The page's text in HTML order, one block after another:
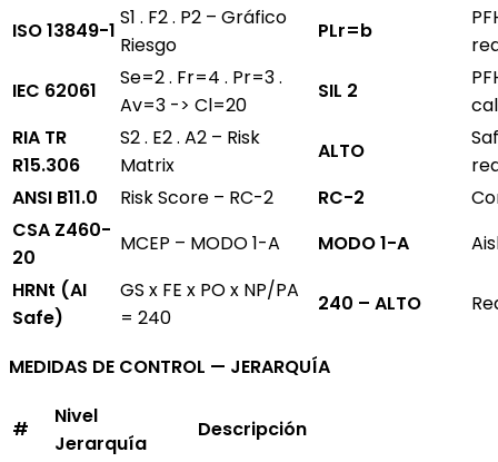
ISO 13849-1
S1 . F2 . P2 – Gráfico
Riesgo
PLr=b
IEC 62061
Se=2 . Fr=4 . Pr=3 .
Av=3 -> Cl=20
SIL 2
RIA TR
R15.306
S2 . E2 . A2 – Risk
Matrix
ALTO
ANSI B11.0
Risk Score – RC-2 RC-2
CSA Z460-
20
MCEP – MODO 1-A MODO 1-A
HRNt (AI
Safe)
GS x FE x PO x NP/PA
= 240
240 – ALTO
MEDIDAS DE CONTROL — JERARQUÍA
#
Nivel
Jerarquía
Descripción